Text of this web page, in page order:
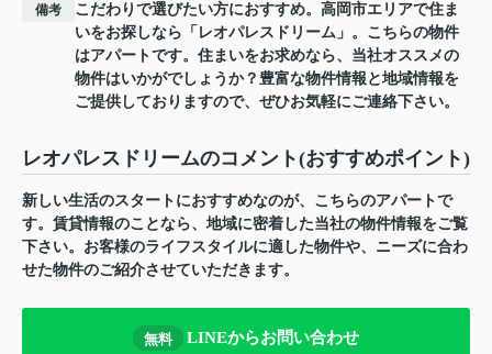
備考
こだわりで選びたい方におすすめ。高岡市エリアで住ま
いをお探しなら「レオパレスドリーム」。こちらの物件
はアパートです。住まいをお求めなら、当社オススメの
物件はいかがでしょうか？豊富な物件情報と地域情報を
ご提供しておりますので、ぜひお気軽にご連絡下さい。
レオパレスドリームのコメント(おすすめポイント)
新しい生活のスタートにおすすめなのが、こちらのアパートで
す。賃貸情報のことなら、地域に密着した当社の物件情報をご覧
下さい。お客様のライフスタイルに適した物件や、ニーズに合わ
せた物件のご紹介させていただきます。
無料 LINEからお問い合わせ